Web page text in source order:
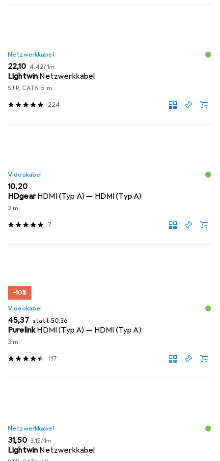
Netzwerkkabel
EUR
22,10 EUR
4,42/1m
Lightwin Netzwerkkabel
STP, CAT6, 5 m
224
Videokabel
EUR
10,20
HDgear HDMI (Typ A) — HDMI (Typ A)
3 m
7
−10%
Videokabel
EUR
45,37 statt EUR
50,36
PurelinkHDMI (Typ A) — HDMI (Typ A)
3 m
117
Netzwerkkabel
EUR
31,50 EUR
3,15/1m
Lightwin Netzwerkkabel